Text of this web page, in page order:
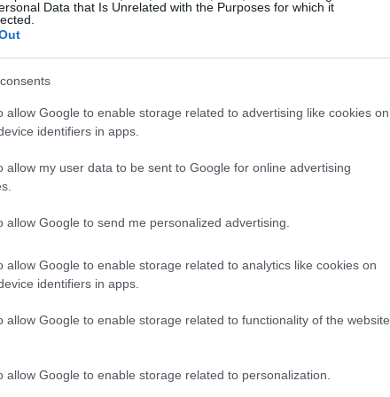
Data that Is Unrelated with the Purposes for which it
allow Google to enable storage related to advertising like cookies on
identifiers in apps.
allow my user data to be sent to Google for online advertising
allow Google to send me personalized advertising.
allow Google to enable storage related to analytics like cookies on
identifiers in apps.
allow Google to enable storage related to functionality of the website
allow Google to enable storage related to personalization.
un infortunio al legamento crociato anteriore, la
Eppure, il suo curriculum con la nazionale
intravedere la possibilità di un ritorno in grande
con talenti comprovati può diventare un
legata alle sue condizioni fisiche potrebbe
di abbandono dei giocatori, se non gestito con